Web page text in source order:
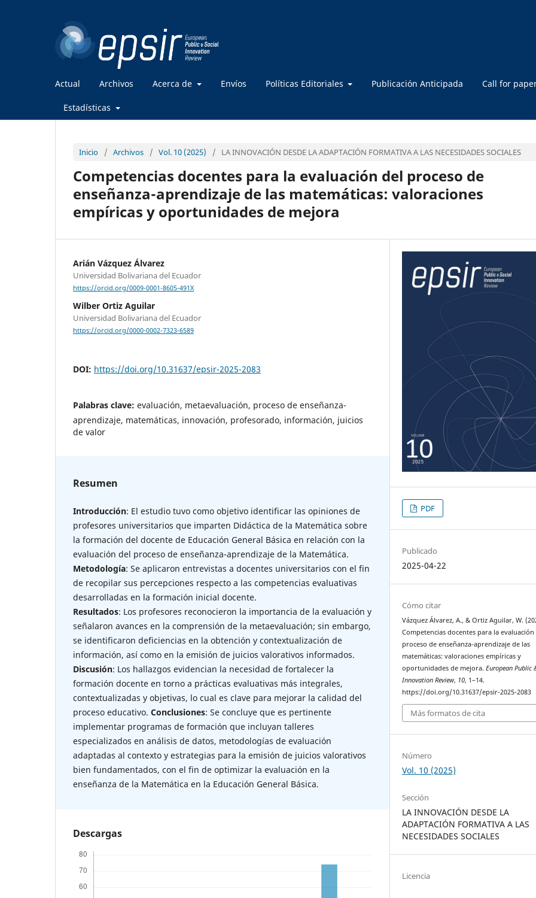
Actual Archivos Acerca de Envíos Políticas Editoriales Publicación Anticipada Call for
Estadísticas
Inicio / Archivos / Vol. 10 (2025) / LA INNOVACIÓN DESDE LA ADAPTACIÓN FORMATIVA A LAS NECESIDADES SOCIALES
Competencias docentes para la evaluación del proceso de
enseñanza-aprendizaje de las matemáticas: valoraciones
empíricas y oportunidades de mejora
Arián Vázquez Álvarez
Universidad Bolivariana del Ecuador
https://orcid.org/0009-0001-8605-491X
Wilber Ortiz Aguilar
Universidad Bolivariana del Ecuador
https://orcid.org/0000-0002-7323-6589
DOI: https://doi.org/10.31637/epsir-2025-2083
Palabras clave: evaluación, metaevaluación, proceso de enseñanza-
aprendizaje, matemáticas, innovación, profesorado, información, juicios
de valor
Resumen
Introducción: El estudio tuvo como objetivo identificar las opiniones de
profesores universitarios que imparten Didáctica de la Matemática sobre
la formación del docente de Educación General Básica en relación con la
evaluación del proceso de enseñanza-aprendizaje de la Matemática.
Metodología: Se aplicaron entrevistas a docentes universitarios con el fin
de recopilar sus percepciones respecto a las competencias evaluativas
desarrolladas en la formación inicial docente.
Resultados: Los profesores reconocieron la importancia de la evaluación y
señalaron avances en la comprensión de la metaevaluación; sin embargo,
se identificaron deficiencias en la obtención y contextualización de
información, así como en la emisión de juicios valorativos informados.
Discusión: Los hallazgos evidencian la necesidad de fortalecer la
formación docente en torno a prácticas evaluativas más integrales,
contextualizadas y objetivas, lo cual es clave para mejorar la calidad del
proceso educativo. Conclusiones: Se concluye que es pertinente
implementar programas de formación que incluyan talleres
especializados en análisis de datos, metodologías de evaluación
adaptadas al contexto y estrategias para la emisión de juicios valorativos
bien fundamentados, con el fin de optimizar la evaluación en la
enseñanza de la Matemática en la Educación General Básica.
Descargas
PDF
Publicado
2025-04-22
Cómo citar
Vázquez Álvarez, A., & Ortiz Aguilar, W.
Competencias docentes para la evaluación
proceso de enseñanza-aprendizaje de las
matemáticas: valoraciones empíricas y
oportunidades de mejora.European Public
Innovation Review, 10, 1–14.
https://doi.org/10.31637/epsir-2025-2083
Más formatos de cita
Número
Vol. 10 (2025)
Sección
LA INNOVACIÓN DESDE LA
ADAPTACIÓN FORMATIVA A LAS
NECESIDADES SOCIALES
Licencia